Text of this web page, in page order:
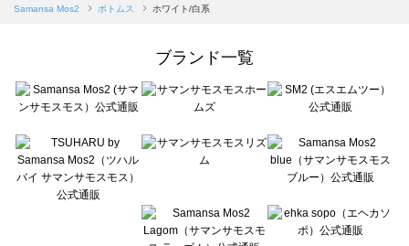
Samansa Mos2 blue（サマンサモスモス ブルー）のボトムス一覧
sō4ū（ソウフォーユー）のボトムス一覧
Te chichi（テチチ）のボトムス一覧
Te chichi CLASSIC（テチチ クラシック）のボトムス一覧
Lugnoncure（ルノンキュール）のボトムス一覧
BETTY'S BLUE（べティーズブルー）のボトムス一覧
Wpc.（ワールドパーティー）のボトムス一覧
Samansa Mos2 ボトムス ホワイト/白系
ブランド一覧